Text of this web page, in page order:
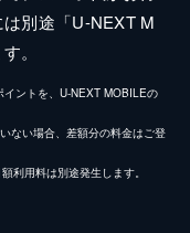
別途「U-NEXT M
。
ントを、U-NEXT MOBILEの
ない場合、差額分の料金はご登
利用料は別途発生します。